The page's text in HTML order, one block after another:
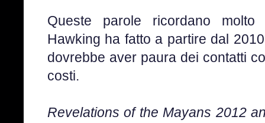
Queste parole ricordano
Hawking ha fatto a partire dal
dovrebbe aver paura dei contatti
costi.
Revelations of the Mayans 2012